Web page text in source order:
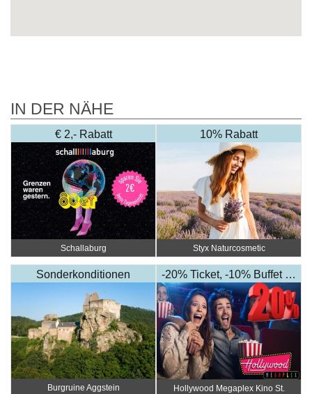
IN DER NÄHE
€ 2,- Rabatt
Schallaburg
10% Rabatt
Styx Naturcosmetic
Sonderkonditionen
Burgruine Aggstein
-20% Ticket, -10% Buffet …
Hollywood Megaplex Kino St.